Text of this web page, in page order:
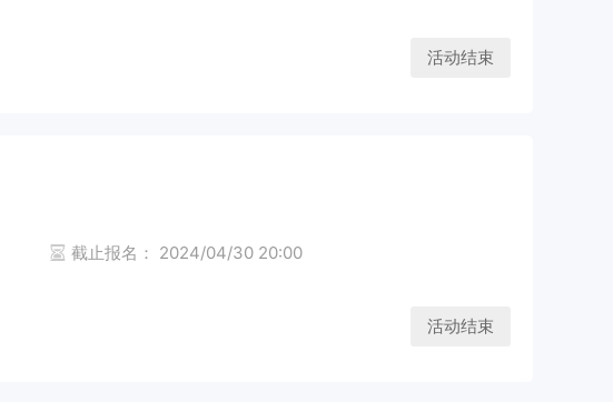
活动结束
截止报名： 2024/04/30 20:00
活动结束